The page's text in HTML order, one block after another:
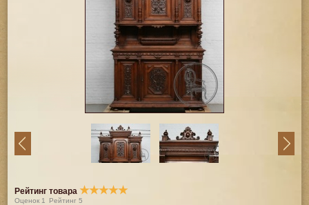
Рейтинг товара ★★★★★
Оценок 1 Рейтинг5